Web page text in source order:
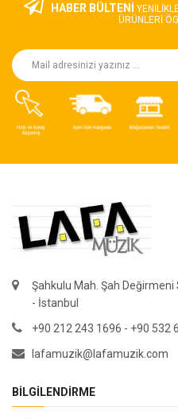
HABER BÜLTENİ
ÜRÜNLERI
Şahkulu Mah. Şah
- İstanbul
+90 212 243 1696 - +90 532
lafamuzik@lafamuzik.com
BILGILENDIRME